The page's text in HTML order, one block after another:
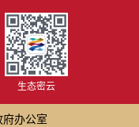
生态密云
府办公室